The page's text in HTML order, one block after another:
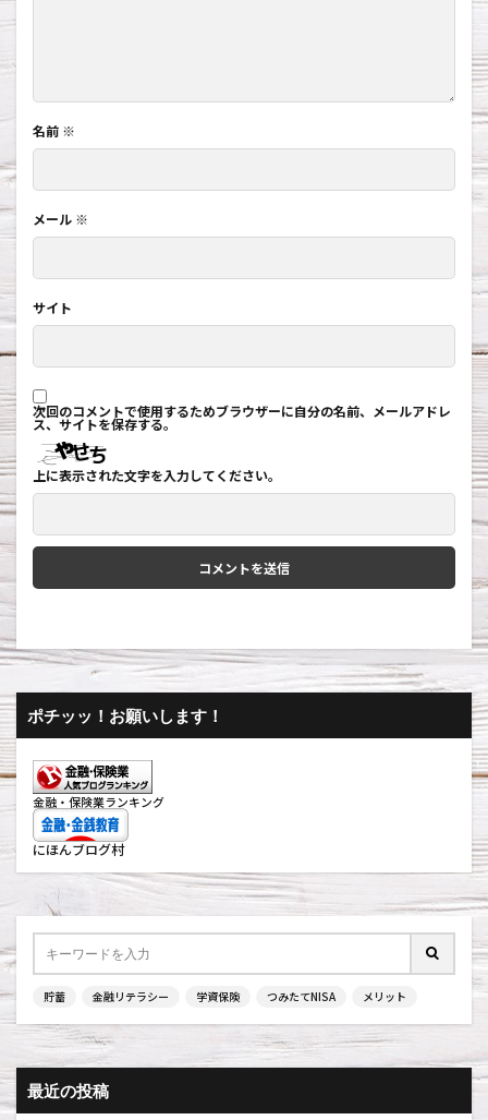
名前 ※
メール ※
サイト
次回のコメントで使用するためブラウザーに自分の名前、メールアドレ
ス、サイトを保存する。
上に表示された文字を入力してください。
ポチッッ！お願いします！
金融・保険業ランキング
にほんブログ村
貯蓄 金融リテラシー 学資保険 つみたてNISA メリット
最近の投稿